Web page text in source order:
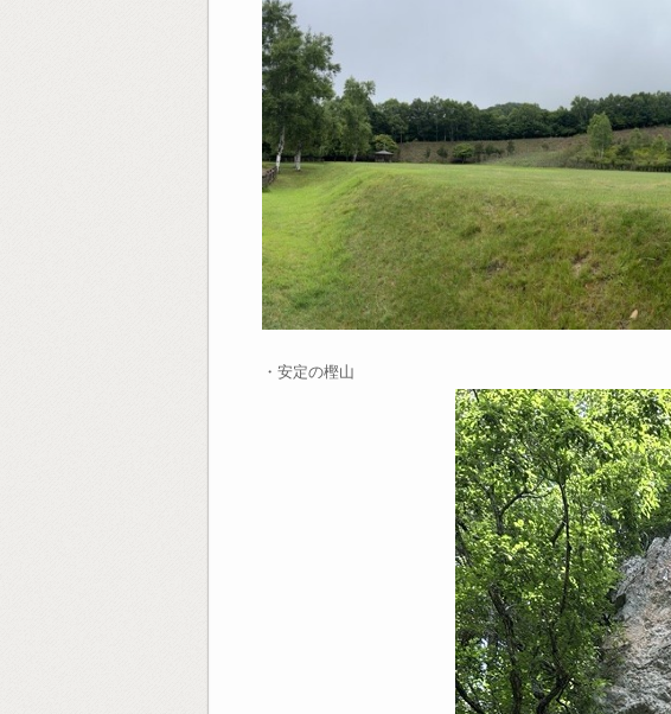
・安定の樫山